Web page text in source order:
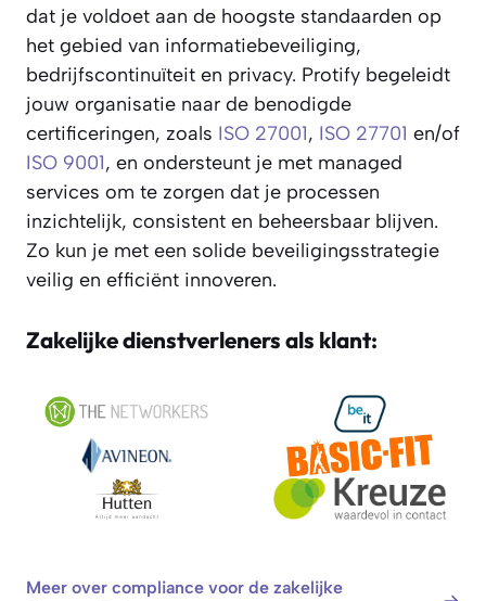
dat je voldoet aan de hoogste standaarden op
het gebied van informatiebeveiliging,
bedrijfscontinuïteit en privacy. Protify begeleidt
jouw organisatie naar de benodigde
certificeringen, zoals ISO 27001, ISO 27701 en/of
ISO 9001, en ondersteunt je met managed
services om te zorgen dat je processen
inzichtelijk, consistent en beheersbaar blijven.
Zo kun je met een solide beveiligingsstrategie
veilig en efficiënt innoveren.
Zakelijke dienstverleners als klant:
Meer over compliance voor de zakelijke